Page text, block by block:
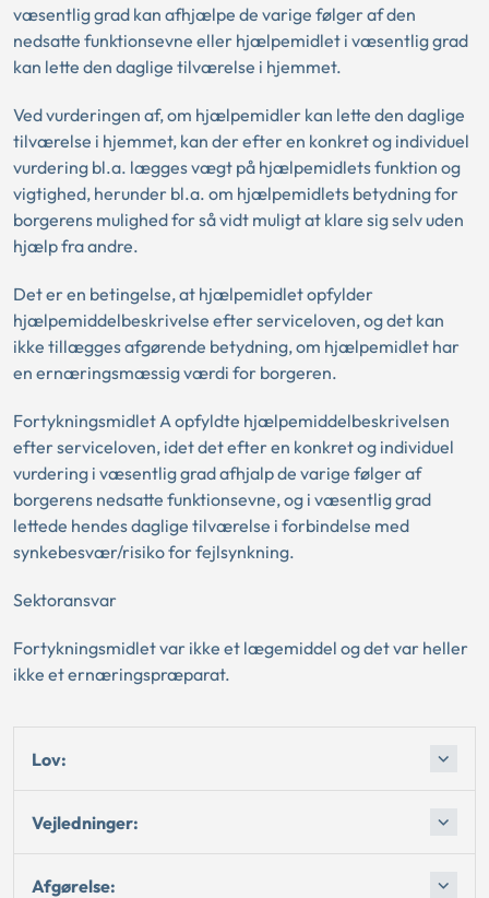
væsentlig grad kan afhjælpe de varige følger af den
nedsatte funktionsevne eller hjælpemidlet i væsentlig grad
kan lette den daglige tilværelse i hjemmet.
Ved vurderingen af, om hjælpemidler kan lette den daglige
tilværelse i hjemmet, kan der efter en konkret og individuel
vurdering bl.a. lægges vægt på hjælpemidlets funktion og
vigtighed, herunder bl.a. om hjælpemidlets betydning for
borgerens mulighed for så vidt muligt at klare sig selv uden
hjælp fra andre.
Det er en betingelse, at hjælpemidlet opfylder
hjælpemiddelbeskrivelse efter serviceloven, og det kan
ikke tillægges afgørende betydning, om hjælpemidlet har
en ernæringsmæssig værdi for borgeren.
Fortykningsmidlet A opfyldte hjælpemiddelbeskrivelsen
efter serviceloven, idet det efter en konkret og individuel
vurdering i væsentlig grad afhjalp de varige følger af
borgerens nedsatte funktionsevne, og i væsentlig grad
lettede hendes daglige tilværelse i forbindelse med
synkebesvær/risiko for fejlsynkning.
Sektoransvar
Fortykningsmidlet var ikke et lægemiddel og det var heller
ikke et ernæringspræparat.
Lov:
Vejledninger:
Afgørelse: